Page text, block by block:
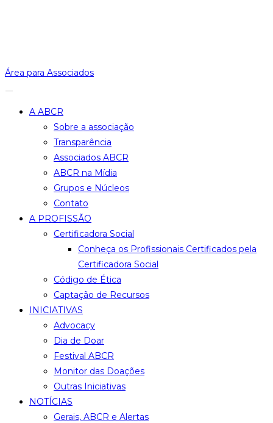
Área para Associados
A ABCR
Sobre a associação
Transparência
Associados ABCR
ABCR na Mídia
Grupos e Núcleos
Contato
A PROFISSÃO
Certificadora Social
Conheça os Profissionais Certificados pela
Certificadora Social
Código de Ética
Captação de Recursos
INICIATIVAS
Advocacy
Dia de Doar
Festival ABCR
Monitor das Doações
Outras Iniciativas
NOTÍCIAS
Gerais, ABCR e Alertas